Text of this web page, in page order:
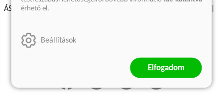
ÁSZF - Vásárlási feltételek
Szállítási információk
érhető el.
Beállítások
Elfogadom